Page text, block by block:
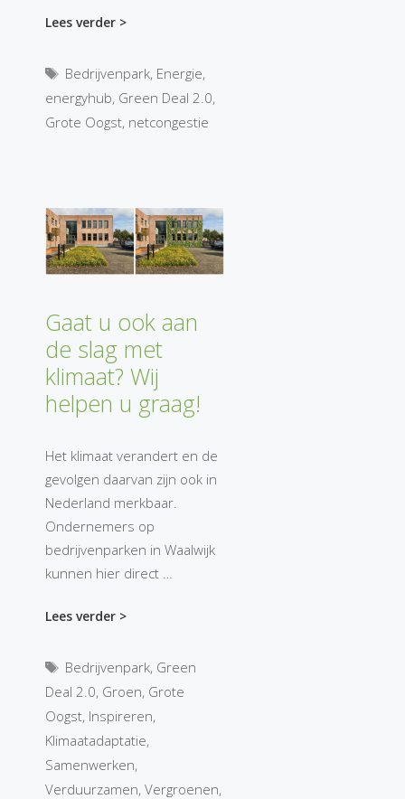
Lees verder >
Tags
Bedrijvenpark, Energie,
energyhub, Green Deal 2.0,
Grote Oogst, netcongestie
Gaat u ook aan
de slag met
klimaat? Wij
helpen u graag!
Het klimaat verandert en de
gevolgen daarvan zijn ook in
Nederland merkbaar.
Ondernemers op
bedrijvenparken in Waalwijk
kunnen hier direct …
Lees verder >
Tags
Bedrijvenpark, Green
Deal 2.0, Groen, Grote
Oogst, Inspireren,
Klimaatadaptatie,
Samenwerken,
Verduurzamen, Vergroenen,